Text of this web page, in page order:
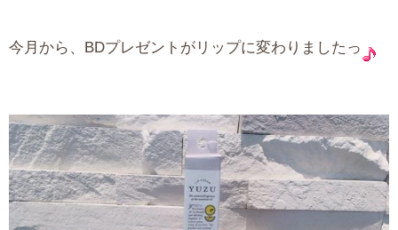
今月から、BDプレゼントがリップに変わりましたっ